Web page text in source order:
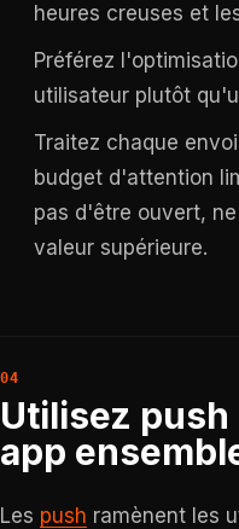
heures creuses et
Préférez
utilisateur plutôt
Traitez chaque
budget d'attention
pas d'être ouvert,
valeur supérieure.
Utilisez
app
Les push ramènent les